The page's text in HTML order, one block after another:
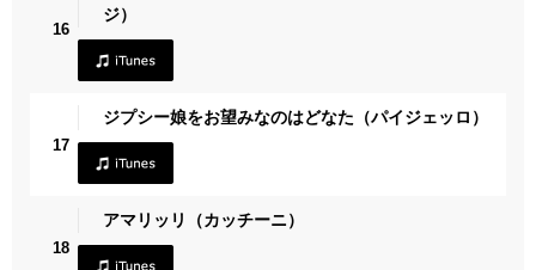
16
ジ）
17
ジプシー娘をお望みなのはどなた（パイジェッロ）
18
アマリッリ（カッチーニ）